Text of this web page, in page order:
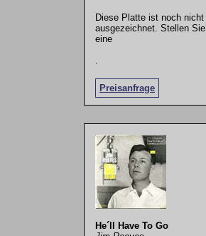
Diese Platte ist noch nicht
ausgezeichnet. Stellen Sie
eine
Preisanfrage
.
He´ll Have To Go